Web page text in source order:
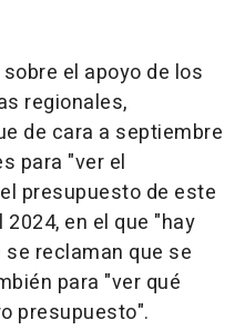
el apoyo de los
regionales,
de cara a septiembre
para "ver el
presupuesto de este
en el que "hay
reclaman que se
para "ver qué
presupuesto".